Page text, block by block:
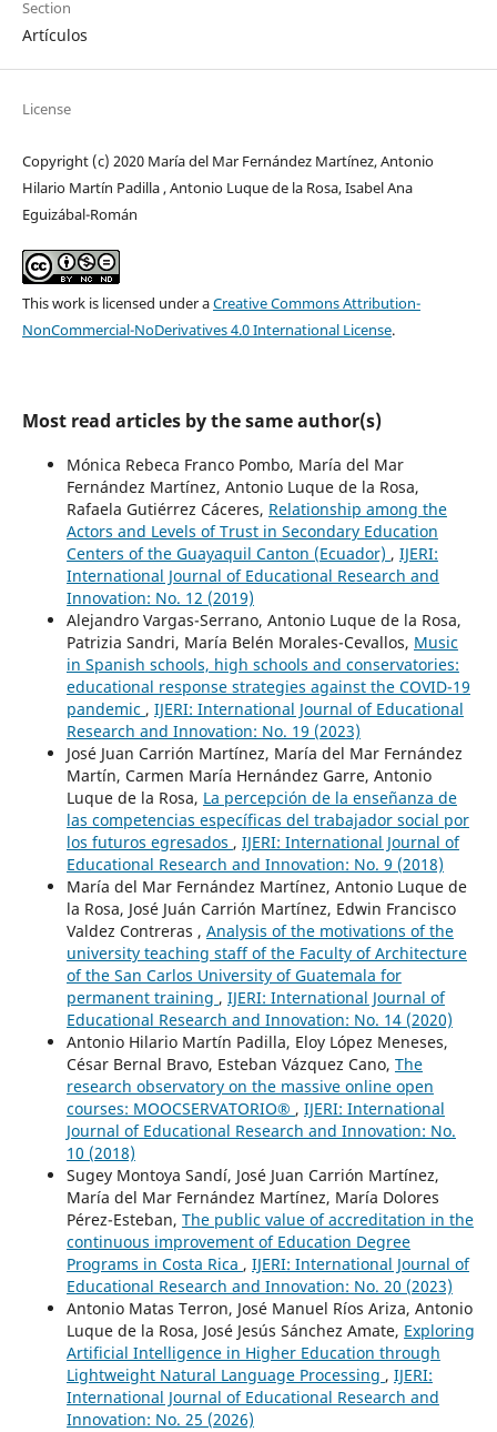
Section
Artículos
License
Copyright (c) 2020 María del Mar Fernández Martínez, Antonio
Hilario Martín Padilla , Antonio Luque de la Rosa, Isabel Ana
Eguizábal-Román
This work is licensed under aCreative Commons Attribution-
NonCommercial-NoDerivatives 4.0 International License.
Most read articles by the same author(s)
Mónica Rebeca Franco Pombo, María del Mar
Fernández Martínez, Antonio Luque de la Rosa,
Rafaela Gutiérrez Cáceres, Relationship among the
Actors and Levels of Trust in Secondary Education
Centers of the Guayaquil Canton (Ecuador) , IJERI:
International Journal of Educational Research and
Innovation: No. 12 (2019)
Alejandro Vargas-Serrano, Antonio Luque de la Rosa,
Patrizia Sandri, María Belén Morales-Cevallos, Music
in Spanish schools, high schools and conservatories:
educational response strategies against the COVID-19
pandemic , IJERI: International Journal of Educational
Research and Innovation: No. 19 (2023)
José Juan Carrión Martínez, María del Mar Fernández
Martín, Carmen María Hernández Garre, Antonio
Luque de la Rosa, La percepción de la enseñanza de
las competencias específicas del trabajador social por
los futuros egresados , IJERI: International Journal of
Educational Research and Innovation: No. 9 (2018)
María del Mar Fernández Martínez, Antonio Luque de
la Rosa, José Juán Carrión Martínez, Edwin Francisco
Valdez Contreras , Analysis of the motivations of the
university teaching staff of the Faculty of Architecture
of the San Carlos University of Guatemala for
permanent training , IJERI: International Journal of
Educational Research and Innovation: No. 14 (2020)
Antonio Hilario Martín Padilla, Eloy López Meneses,
César Bernal Bravo, Esteban Vázquez Cano, The
research observatory on the massive online open
courses: MOOCSERVATORIO® , IJERI: International
Journal of Educational Research and Innovation: No.
10 (2018)
Sugey Montoya Sandí, José Juan Carrión Martínez,
María del Mar Fernández Martínez, María Dolores
Pérez-Esteban, The public value of accreditation in the
continuous improvement of Education Degree
Programs in Costa Rica , IJERI: International Journal of
Educational Research and Innovation: No. 20 (2023)
Antonio Matas Terron, José Manuel Ríos Ariza, Antonio
Luque de la Rosa, José Jesús Sánchez Amate, Exploring
Artificial Intelligence in Higher Education through
Lightweight Natural Language Processing , IJERI:
International Journal of Educational Research and
Innovation: No. 25 (2026)